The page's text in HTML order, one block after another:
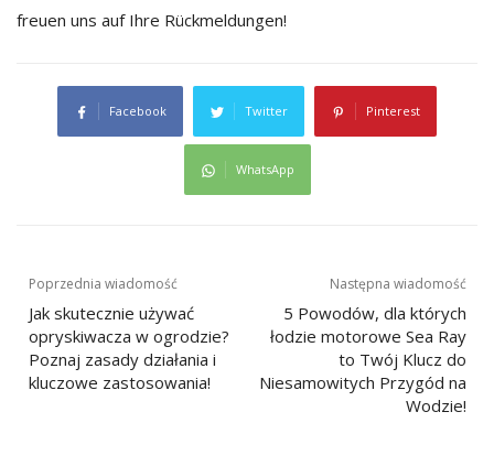
freuen uns auf Ihre Rückmeldungen!
Facebook Twitter Pinterest
WhatsApp
Nawigacja
wpisu
Poprzednia wiadomość
Jak skutecznie używać
opryskiwacza w ogrodzie?
Poznaj zasady działania i
kluczowe zastosowania!
Następna wiadomość
5 Powodów, dla których
łodzie motorowe Sea Ray
to Twój Klucz do
Niesamowitych Przygód na
Wodzie!